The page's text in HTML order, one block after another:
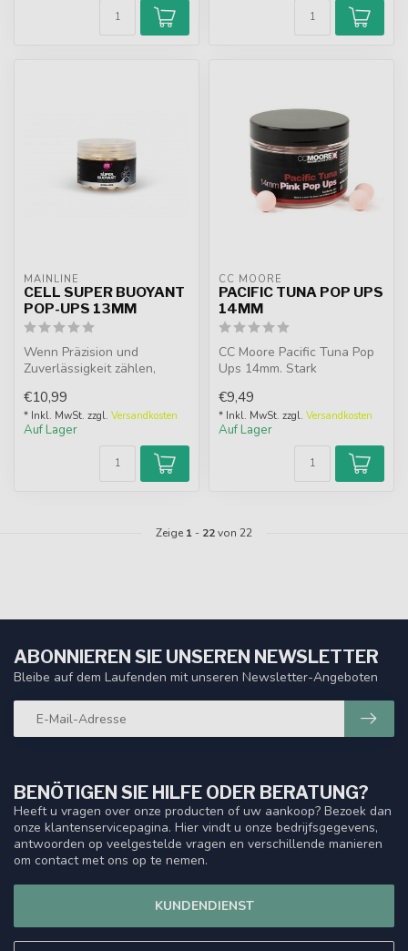
MAINLINE
CELL SUPER BUOYANT
POP-UPS 13MM
Wenn Präzision und
Zuverlässigkeit zählen,
Pop-Ups eine...
€10,99
* Inkl. MwSt. zzgl. Versandkosten
Auf Lager
CC MOORE
PACIFIC TUNA POP UPS
14MM
CC Moore Pacific Tuna Pop
Ups 14mm. Stark
Rosa, Weiß und ...
€9,49
* Inkl. MwSt. zzgl. Versandkosten
Auf Lager
Zeige 1 - 22von 22
BENÖTIGEN SIE HILFE ODER BERATUNG?
Heeft u vragen over onze producten of uw aankoop? Bezoek dan
onze klantenservicepagina. Hier vindt u onze bedrijfsgegevens,
antwoorden op veelgestelde vragen en verschillende manieren
om contact met ons op te nemen.
KUNDENDIENST
ABONNIEREN SIE UNSEREN NEWSLETTER
Bleibe auf dem Laufenden mit unseren Newsletter-Angeboten